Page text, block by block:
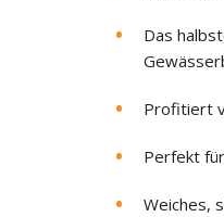
Das
Profitiert
Perfekt
Weiches,